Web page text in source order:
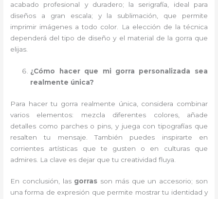
acabado profesional y duradero; la serigrafía, ideal para
diseños a gran escala; y la sublimación, que permite
imprimir imágenes a todo color. La elección de la técnica
dependerá del tipo de diseño y el material de la gorra que
elijas.
¿Cómo hacer que mi gorra personalizada sea
realmente única?
Para hacer tu gorra realmente única, considera combinar
varios elementos: mezcla diferentes colores, añade
detalles como parches o pins, y juega con tipografías que
resalten tu mensaje. También puedes inspirarte en
corrientes artísticas que te gusten o en culturas que
admires. La clave es dejar que tu creatividad fluya.
En conclusión, las gorras son más que un accesorio; son
una forma de expresión que permite mostrar tu identidad y